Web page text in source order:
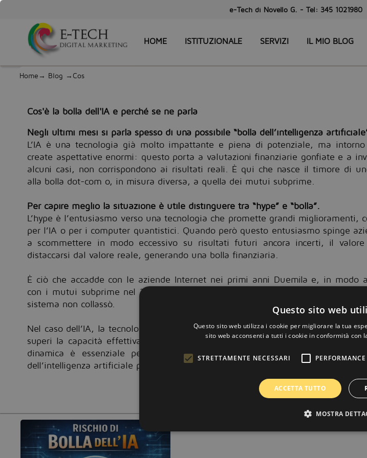
e-Tech di Novello G. - Tel: 345
HOME ISTITUZIONALE SERVIZI IL MIO BLOG
Home → Blog →Cos
Cos'è la bolla dell'IA e perché se ne parla
Negli ultimi mesi si parla spesso di una possibile “bolla dell’intelligenza
L’IA è una tecnologia già molto impattante e piena di potenziale, ma
create aspettative enormi: questo porta a valutazioni finanziarie gonfiate e a
alcuni casi, non corrispondono ai risultati reali. È qui che nasce il timore di
alla bolla dot-com o, in misura diversa, a quella dei mutui subprime.
Per capire meglio la situazione è utile distinguere tra “hype” e “bolla”.
L’hype è l’entusiasmo verso una tecnologia che promette grandi miglioramenti,
per l’IA o per i computer quantistici. Quando però questo entusiasmo spinge
a scommettere in modo eccessivo su risultati futuri ancora incerti, il
distaccarsi dal valore reale, generando una bolla finanziaria.
È ciò che accadde con le aziende Internet nei primi anni Duemila e, in modo
con i mutui subprime nel 2008: le aspettative superarono la solidità dei
sistema non collassò.
Nel caso dell’IA, la tecnologia è concreta e sta già portando benefici, ma il
superi la capacità effettiva di trasformare promesse in risultati sostenibili.
dinamica è essenziale per investire con maggiore consapevolezza e
dell’intelligenza artificiale più equilibrato nel tempo.
Questo sito web
Questo sito web utilizza i cookie per migliorare la tua
sito web acconsenti a tutti i cookie in conformità con
STRETTAMENTE NECESSARI PERFORMANCE
ACCETTA TUTTO
MOSTRA